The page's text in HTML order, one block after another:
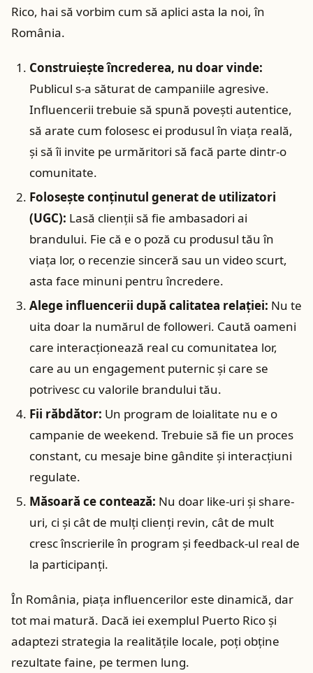
Rico, hai să vorbim cum să aplici asta la noi, în
România.
Construiește încrederea, nu doar vinde:
Publicul s-a săturat de campaniile agresive.
Influencerii trebuie să spună povești autentice,
să arate cum folosesc ei produsul în viața reală,
și să îi invite pe urmăritori să facă parte dintr-o
comunitate.
Folosește conținutul generat de utilizatori
(UGC): Lasă clienții să fie ambasadori ai
brandului. Fie că e o poză cu produsul tău în
viața lor, o recenzie sinceră sau un video scurt,
asta face minuni pentru încredere.
Alege influencerii după calitatea relației: Nu te
uita doar la numărul de followeri. Caută oameni
care interacționează real cu comunitatea lor,
care au un engagement puternic și care se
potrivesc cu valorile brandului tău.
Fii răbdător: Un program de loialitate nu e o
campanie de weekend. Trebuie să fie un proces
constant, cu mesaje bine gândite și interacțiuni
regulate.
Măsoară ce contează: Nu doar like-uri și share-
uri, ci și cât de mulți clienți revin, cât de mult
cresc înscrierile în program și feedback-ul real de
la participanți.
În România, piața influencerilor este dinamică, dar
tot mai matură. Dacă iei exemplul Puerto Rico și
adaptezi strategia la realitățile locale, poți obține
rezultate faine, pe termen lung.